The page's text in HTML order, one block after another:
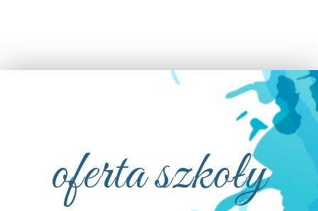
oferta szkoły